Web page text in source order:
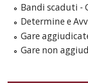
Bandi scaduti -
Determine e
Gare
Gare non